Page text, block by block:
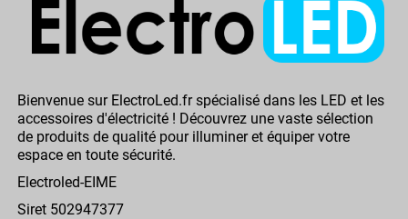
Bienvenue sur ElectroLed.fr spécialisé dans les LED et les
accessoires d'électricité ! Découvrez une vaste sélection
de produits de qualité pour illuminer et équiper votre
espace en toute sécurité.
Electroled-EIME
Siret 502947377